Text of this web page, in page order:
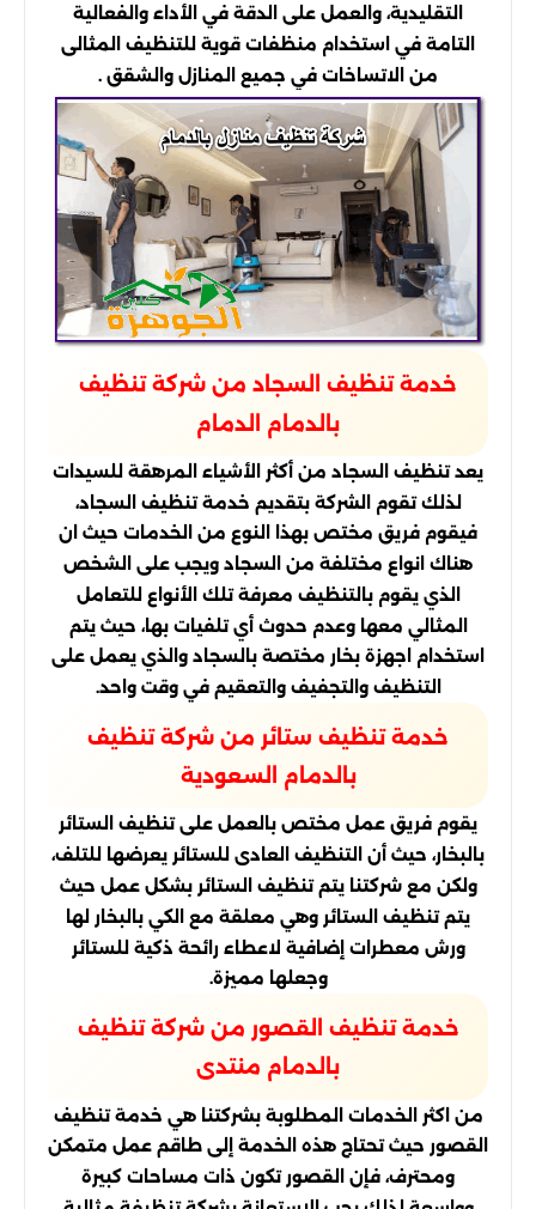
التقليدية، والعمل على الدقة في الأداء والفعالية
التامة في استخدام منظفات قوية للتنظيف المثالى
من الاتساخات في جميع المنازل والشقق .
خدمة تنظيف السجاد من شركة تنظيف
بالدمام الدمام
يعد تنظيف السجاد من أكثر الأشياء المرهقة للسيدات
لذلك تقوم الشركة بتقديم خدمة تنظيف السجاد،
فيقوم فريق مختص بهذا النوع من الخدمات حيث ان
هناك انواع مختلفة من السجاد ويجب على الشخص
الذي يقوم بالتنظيف معرفة تلك الأنواع للتعامل
المثالي معها وعدم حدوث أي تلفيات بها، حيث يتم
استخدام اجهزة بخار مختصة بالسجاد والذي يعمل على
التنظيف والتجفيف والتعقيم في وقت واحد.
خدمة تنظيف ستائر من شركة تنظيف
بالدمام السعودية
يقوم فريق عمل مختص بالعمل على تنظيف الستائر
بالبخار، حيث أن التنظيف العادى للستائر يعرضها للتلف،
ولكن مع شركتنا يتم تنظيف الستائر بشكل عمل حيث
يتم تنظيف الستائر وهي معلقة مع الكي بالبخار لها
ورش معطرات إضافية لاعطاء رائحة ذكية للستائر
وجعلها مميزة.
خدمة تنظيف القصور من شركة تنظيف
بالدمام منتدى
من اكثر الخدمات المطلوبة بشركتنا هي خدمة تنظيف
القصور حيث تحتاج هذه الخدمة إلى طاقم عمل متمكن
ومحترف، فإن القصور تكون ذات مساحات كبيرة